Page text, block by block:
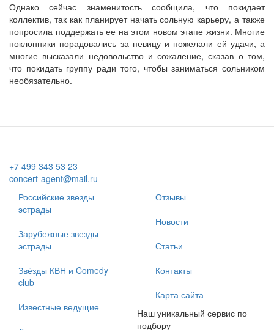
Однако сейчас знаменитость сообщила, что покидает
коллектив, так как планирует начать сольную карьеру, а также
попросила поддержать ее на этом новом этапе жизни. Многие
поклонники порадовались за певицу и пожелали ей удачи, а
многие высказали недовольство и сожаление, сказав о том,
что покидать группу ради того, чтобы заниматься сольником
необязательно.
+7 499 343 53 23
concert-agent@mail.ru
Российские звезды
эстрады
Зарубежные звезды
эстрады
Звёзды КВН и Comedy
club
Известные ведущие
Отзывы
Новости
Статьи
Контакты
Карта сайта
Наш уникальный сервис по
подбору